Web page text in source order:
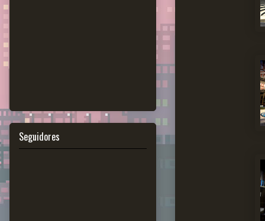
Seguidores